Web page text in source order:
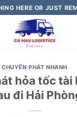
HERE OR JUST
CHUYỂN PHÁT NHANH
hỏa tốc tài
đi Hải